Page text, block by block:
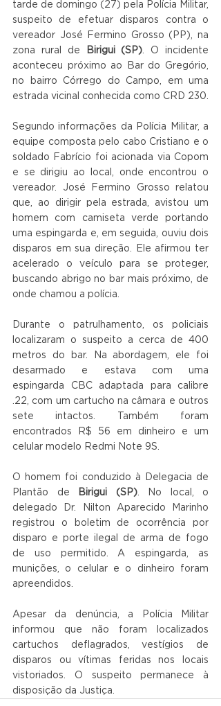
tarde de domingo (27) pela Polícia Militar,
suspeito de efetuar disparos contra o
vereador José Fermino Grosso (PP), na
zona rural de
Birigui (SP). O incidente
aconteceu próximo ao Bar do Gregório,
no bairro Córrego do Campo, em uma
estrada vicinal conhecida como CRD 230.
Segundo informações da Polícia Militar, a
equipe composta pelo cabo Cristiano e o
soldado Fabrício foi acionada via Copom
e se dirigiu ao local, onde encontrou o
vereador. José Fermino Grosso relatou
que, ao dirigir pela estrada, avistou um
homem com camiseta verde portando
uma espingarda e, em seguida, ouviu dois
disparos em sua direção. Ele afirmou ter
acelerado o veículo para se proteger,
buscando abrigo no bar mais próximo, de
onde chamou a polícia.
Durante o patrulhamento, os policiais
localizaram o suspeito a cerca de 400
metros do bar. Na abordagem, ele foi
desarmado e estava com uma
espingarda CBC adaptada para calibre
.22, com um cartucho na câmara e outros
sete intactos. Também foram
encontrados R$ 56 em dinheiro e um
celular modelo Redmi Note 9S.
O homem foi conduzido à Delegacia de
Plantão de
Birigui (SP). No local, o
delegado Dr. Nilton Aparecido Marinho
registrou o boletim de ocorrência por
disparo e porte ilegal de arma de fogo
de uso permitido. A espingarda, as
munições, o celular e o dinheiro foram
apreendidos.
Apesar da denúncia, a Polícia Militar
informou que não foram localizados
cartuchos deflagrados, vestígios de
disparos ou vítimas feridas nos locais
vistoriados. O suspeito permanece à
disposição da Justiça.